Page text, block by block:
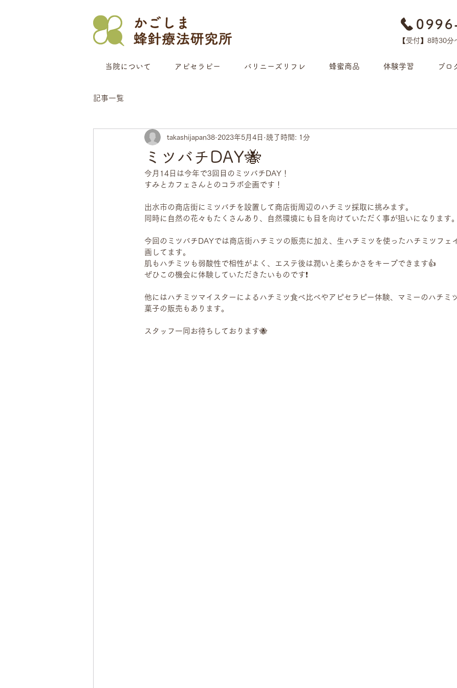
【受付】8時30分​
当院について アピセラピー バリニーズリフレ 蜂蜜商品 体験学習 ブロ
記事一覧
ミツバチDAY🐝
takashijapan38 2023年5月4日 読了時間: 1分
今月14日は今年で3回目のミツバチDAY！
すみとカフェさんとのコラボ企画です！
出水市の商店街にミツバチを設置して商店街周辺のハチミツ採取に挑みます。
同時に自然の花々もたくさんあり、自然環境にも目を向けていただく事が狙いになります。
今回のミツバチDAYでは商店街ハチミツの販売に加え、生ハチミツを使ったハチミツフェ
画してます。
肌もハチミツも弱酸性で相性がよく、エステ後は潤いと柔らかさをキープできます👍
ぜひこの機会に体験していただきたいものです❗️
他にはハチミツマイスターによるハチミツ食べ比べやアピセラピー体験、マミーのハチミ
菓子の販売もあります。
スタッフ一同お待ちしております🐝